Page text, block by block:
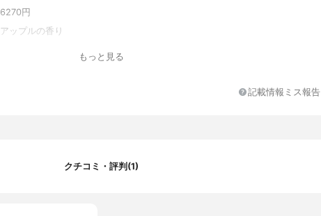
6270円
アップルの香り
水、オレフィン(C14-16)スルホン酸Na、コカミドDEA、ココイルメチルタウリ
ンNa、コカミドプロピルベタイン、ポリクオタニウム-10、ラウリルベタイ
ン、BG、]アモジメチコン、|(C12-14)、パレス-12、乳酸、香料、安息香酸N
もっと見る
記載情報ミス報告
クチコミ・評判(1)